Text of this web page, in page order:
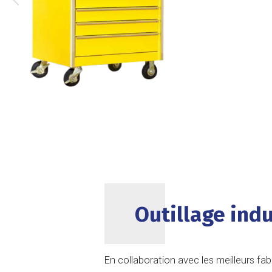
Outillage
En collaboration avec les meilleurs